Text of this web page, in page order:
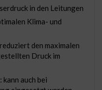
in den Leitungen
Klima- und
den maximalen
Druck im
auch bei